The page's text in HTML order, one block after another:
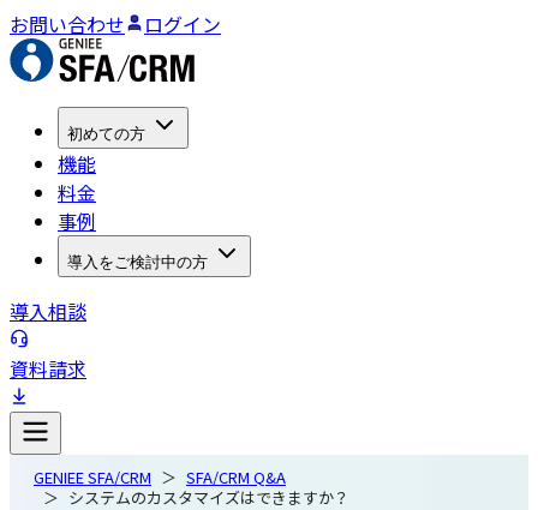
お問い合わせ ログイン
初めての方
機能
料金
事例
導入をご検討中の方
導入相談
資料請求
GENIEE SFA/CRM
SFA/CRM Q&A
システムのカスタマイズはできますか？